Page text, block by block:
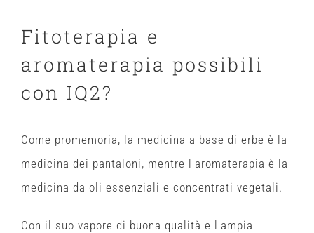
Fitoterapia e
aromaterapia possibili
con IQ2?
Come promemoria, la medicina a base di erbe è la
medicina dei pantaloni, mentre l'aromaterapia è la
medicina da oli essenziali e concentrati vegetali.
Con il suo vapore di buona qualità e l'ampia